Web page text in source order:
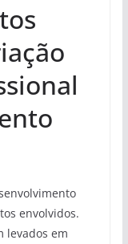
envolvidos.
levados em